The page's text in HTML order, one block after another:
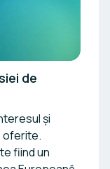
de
și
oferite.
fiind un